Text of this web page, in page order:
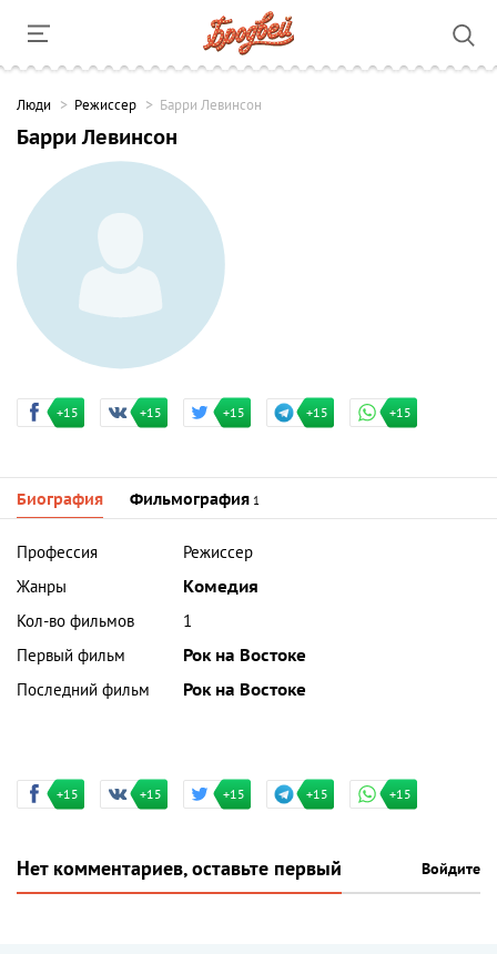
Люди Режиссер Барри Левинсон
Барри Левинсон
+15 +15 +15 +15 +15
Биография Фильмография 1
Профессия
Режиссер
Жанры
Комедия
Кол-во фильмов
1
Первый фильм
Рок на Востоке
Последний фильм
Рок на Востоке
+15 +15 +15 +15 +15
Нет комментариев, оставьте первый Войдите